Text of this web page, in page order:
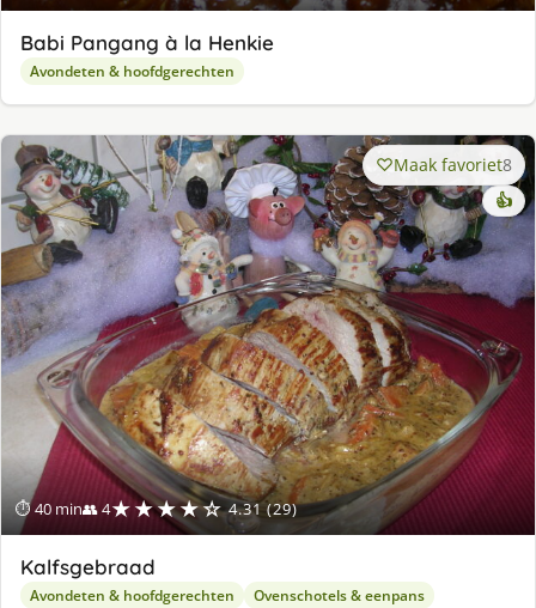
Babi Pangang à la Henkie
Avondeten & hoofdgerechten
⏱ 40 min👥 4★★★★☆ 4.31 (29)
Maak favoriet8
👍
Kalfsgebraad
Avondeten & hoofdgerechten Ovenschotels & eenpans